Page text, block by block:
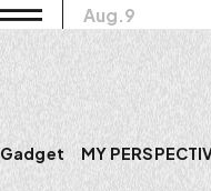
Aug.9
Gadget MY